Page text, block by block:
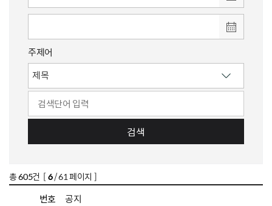
주제어
검색
총605건 [6/ 61 페이지 ]
번호
공지